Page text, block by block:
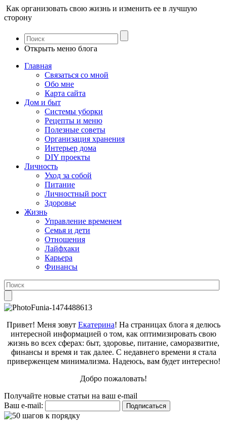
Как организовать свою жизнь и изменить ее в лучшую
сторону
Открыть меню блога
Главная
Связаться со мной
Обо мне
Карта сайта
Дом и быт
Системы уборки
Рецепты и меню
Полезные советы
Организация хранения
Интерьер дома
DIY проекты
Личность
Уход за собой
Питание
Личностный рост
Здоровье
Жизнь
Управление временем
Семья и дети
Отношения
Лайфхаки
Карьера
Финансы
Привет! Меня зовут Екатерина! На страницах блога я делюсь
интересной информацией о том, как оптимизировать свою
жизнь во всех сферах: быт, здоровье, питание, саморазвитие,
финансы и время и так далее. С недавнего времени я стала
приверженцем минимализма. Надеюсь, вам будет интересно!
Добро пожаловать!
Получайте новые статьи на ваш e-mail
Ваш e-mail: